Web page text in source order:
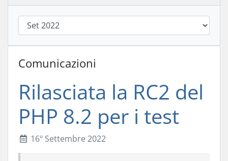
Comunicazioni
Rilasciata la RC2 del
PHP 8.2 per i test
16º Settembre 2022